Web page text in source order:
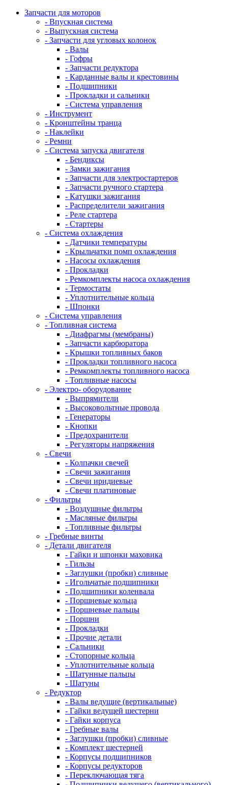
Запчасти для моторов
- Впускная система
- Выпускная система
- Запчасти для угловых колонок
- Валы
- Гофры
- Запчасти редуктора
- Карданные валы и крестовины
- Подшипники
- Прокладки и сальники
- Система управления
- Инструмент
- Кронштейны транца
- Наклейки
- Ремни
- Система запуска двигателя
- Бендиксы
- Замки зажигания
- Запчасти для электростартеров
- Запчасти ручного стартера
- Катушки зажигания
- Распределители зажигания
- Реле стартера
- Стартеры
- Система охлаждения
- Датчики температуры
- Крыльчатки помп охлаждения
- Насосы охлаждения
- Прокладки
- Ремкомплекты насоса охлаждения
- Термостаты
- Уплотнительные кольца
- Шпонки
- Система управления
- Топливная система
- Диафрагмы (мембраны)
- Запчасти карбюратора
- Крышки топливных баков
- Прокладки топливного насоса
- Ремкомплекты топливного насоса
- Топливные насосы
- Электро- оборудование
- Выпрямители
- Высоковольтные провода
- Генераторы
- Кнопки
- Предохранители
- Регуляторы напряжения
- Свечи
- Колпачки свечей
- Свечи зажигания
- Свечи иридиевые
- Свечи платиновые
- Фильтры
- Воздушные фильтры
- Масляные фильтры
- Топливные фильтры
- Гребные винты
- Детали двигателя
- Гайки и шпонки маховика
- Гильзы
- Заглушки (пробки) сливные
- Игольчатые подшипники
- Подшипники коленвала
- Поршневые кольца
- Поршневые пальцы
- Поршни
- Прокладки
- Прочие детали
- Сальники
- Стопорные кольца
- Уплотнительные кольца
- Шатунные пальцы
- Шатуны
- Редуктор
- Валы ведущие (вертикальные)
- Гайки ведущей шестерни
- Гайки корпуса
- Гребные валы
- Заглушки (пробки) сливные
- Комплект шестерней
- Корпусы подшипников
- Корпусы редукторов
- Переключающая тяга